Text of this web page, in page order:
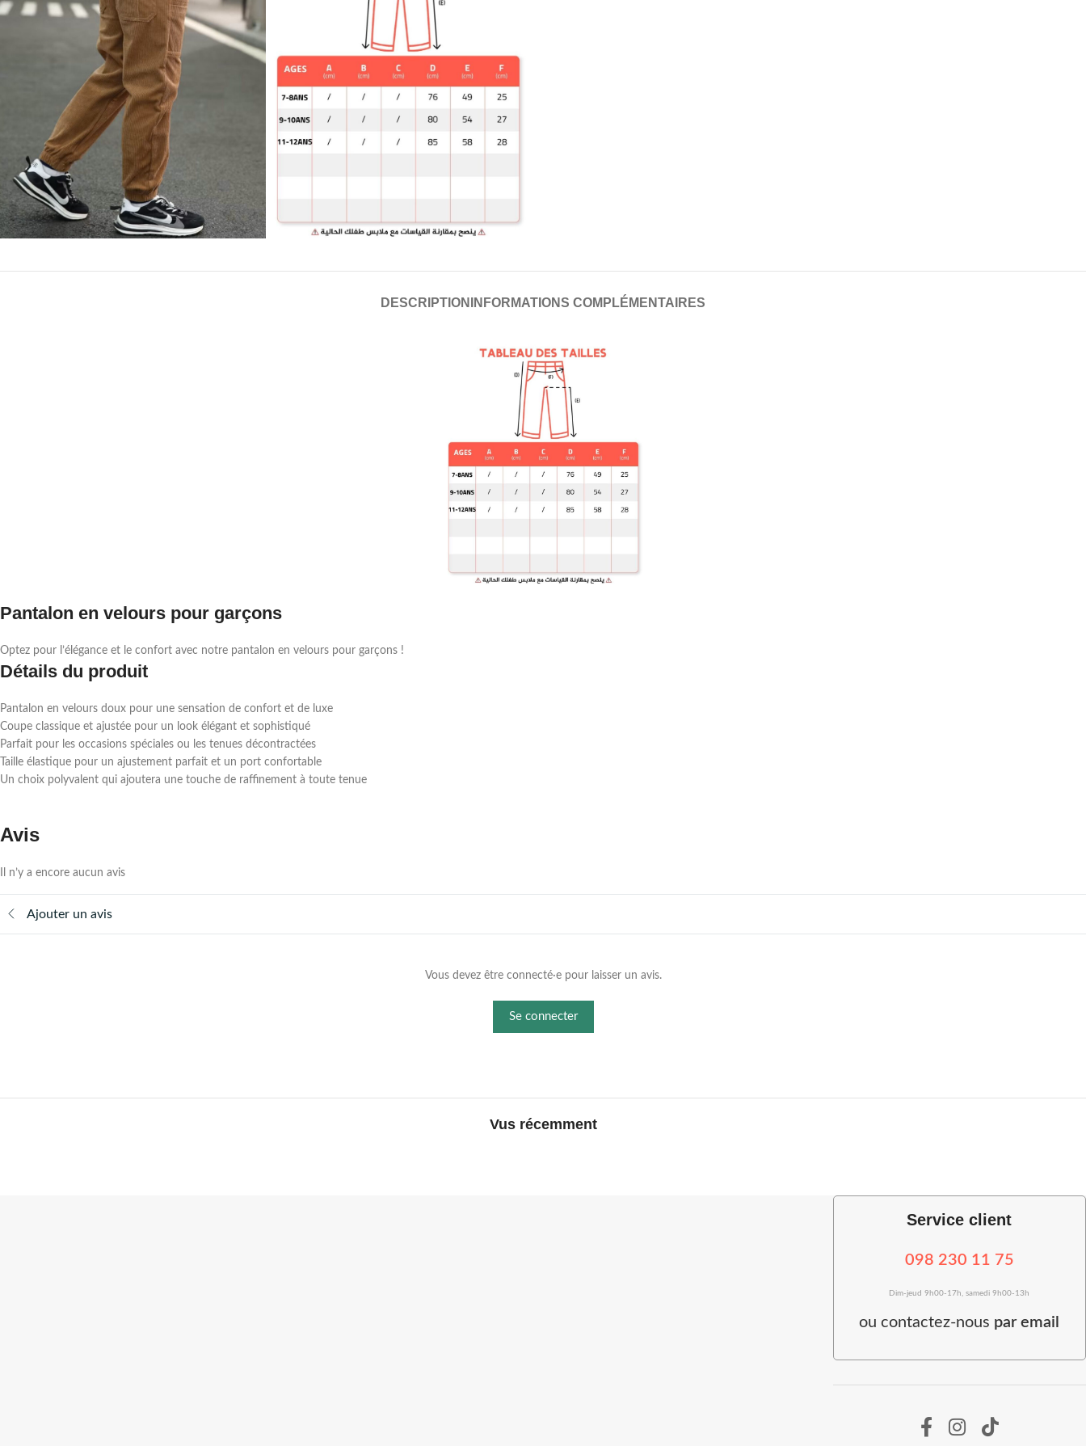
DESCRIPTION INFORMATIONS COMPLÉMENTAIRES
Pantalon en velours pour garçons
Optez pour l’élégance et le confort avec notre pantalon en velours pour garçons !
Détails du produit
Pantalon en velours doux pour une sensation de confort et de luxe
Coupe classique et ajustée pour un look élégant et sophistiqué
Parfait pour les occasions spéciales ou les tenues décontractées
Taille élastique pour un ajustement parfait et un port confortable
Un choix polyvalent qui ajoutera une touche de raffinement à toute tenue
Avis
Il n’y a encore aucun avis
Ajouter un avis
Vous devez être connecté·e pour laisser un avis.
Se connecter
Vus récemment
Service client
098 230 11 75
Dim-jeud 9h00-17h, samedi 9h00-13h
oucontactez-nous par email